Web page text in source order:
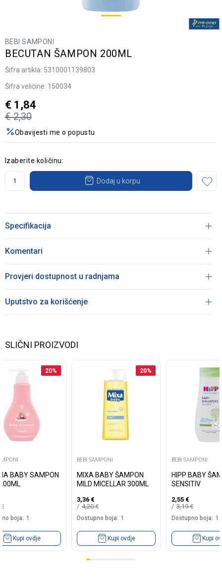
BEBI SAMPONI
BECUTAN ŠAMPON 200ML
Šifra artikla: 5310001139803
Šifra veličine: 150034
€ 2,30
€ 1,84
Obavijesti me o popustu
Izaberite količinu:
Dodaj u korpu
Specifikacija
Komentari
Provjeri dostupnost u radnjama
Uputstvo za korišćenje
SLIČNI PROIZVODI
20%
BABY SAMPON
€
boja: 1
Kupi ovdje
20%
BEBI SAMPONI
MIXA BABY ŠAMPON
MILD MICELLAR 300ML
3,36 €
4,20€
Dostupno boja: 1
Kupi ovdje
BEBI SAMPONI
HIPP BABY
SENSITIV
2,55 €
3,19€
Dostupno boja: 1
Kupi